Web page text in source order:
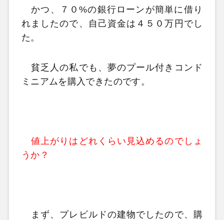
かつ、７０%の銀行ローンが簡単に借り
れましたので、自己資金は４５０万円でし
た。
貧乏人の私でも、夢のプール付きコンド
ミニアムを購入できたのです。
値上がりはどれくらい見込めるのでしょ
うか？
まず、プレビルドの建物でしたので、購